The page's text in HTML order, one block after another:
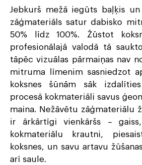
Jebkurš mežā iegūts baļķis
zāģmateriāls satur dabisko
50% līdz 100%. Žūstot
profesionālajā valodā tā
tāpēc vizuālas pārmaiņas nav
mitruma līmenim sasniedzot
koksnes šūnām sāk
procesā kokmateriāli savus
maina. Nežāvētu zāģmateriālu
ir ārkārtīgi vienkāršs –
kokmateriālu krautni,
koksnes, un savu artavu
arī saule.